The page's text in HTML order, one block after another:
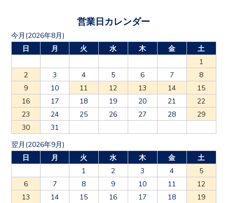
営業日カレンダー
今月(2026年8月)
日
月 火 水 木 金
土
1
2
3 4 5 6 7
8
9
10 11 12 13 14
15
16
17 18 19 20 21
22
23
24 25 26 27 28
29
30
31
翌月(2026年9月)
日
月 火 水 木 金
土
1
2 3 4
5
6
7 8 9 10 11
12
13
14 15 16 17 18
19